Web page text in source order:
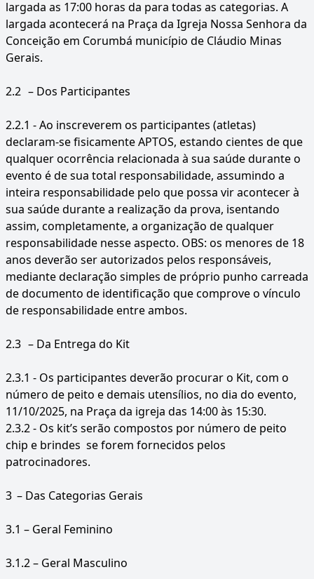
largada as 17:00 horas da para todas as categorias. A
largada acontecerá na Praça da Igreja Nossa Senhora da
Conceição em Corumbá município de Cláudio Minas
Gerais.
2.2 – Dos Participantes
2.2.1 - Ao inscreverem os participantes (atletas)
declaram-se fisicamente APTOS, estando cientes de que
qualquer ocorrência relacionada à sua saúde durante o
evento é de sua total responsabilidade, assumindo a
inteira responsabilidade pelo que possa vir acontecer à
sua saúde durante a realização da prova, isentando
assim, completamente, a organização de qualquer
responsabilidade nesse aspecto. OBS: os menores de 18
anos deverão ser autorizados pelos responsáveis,
mediante declaração simples de próprio punho carreada
de documento de identificação que comprove o vínculo
de responsabilidade entre ambos.
2.3 – Da Entrega do Kit
2.3.1 - Os participantes deverão procurar o Kit, com o
número de peito e demais utensílios, no dia do evento,
11/10/2025, na Praça da igreja das 14:00 às 15:30.
2.3.2 - Os kit’s serão compostos por número de peito
chip e brindes se forem fornecidos pelos
patrocinadores.
3 – Das Categorias Gerais
3.1 – Geral Feminino
3.1.2 – Geral Masculino